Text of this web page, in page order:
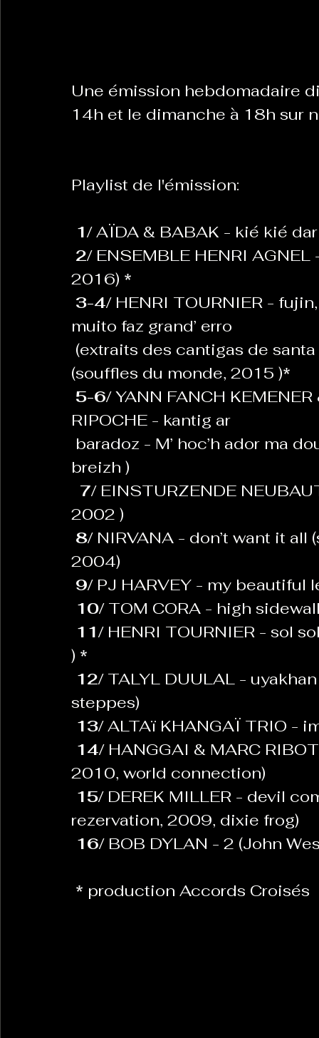
Les Transversales Politique del païs Pour
LES ECHAPPEES OBLIQUES Sport Santé
Une émission hebdomadaire
14h et le dimanche à 18h sur
Playlist de l'émission:
1/ AÏDA & BABAK - kié kié
2/ ENSEMBLE HENRI
2016) *
3-4/ HENRI TOURNIER -
muito faz grand’ erro
(souffles du monde, 2015 )*
5-6/ YANN FANCH
RIPOCHE - kantig ar
breizh )
7/ EINSTURZENDE
2002 )
8/ NIRVANA - don’t want it
2004)
9/ PJ HARVEY - my beautiful
10/ TOM CORA - high
11/ HENRI TOURNIER - sol
) *
12/ TALYL DUULAL -
steppes)
13/ ALTAï KHANGAÏ TRIO -
14/ HANGGAI & MARC
2010, world connection)
15/ DEREK MILLER - devil
rezervation, 2009, dixie frog)
16/ BOB DYLAN - 2 (John
* production Accords Croisés